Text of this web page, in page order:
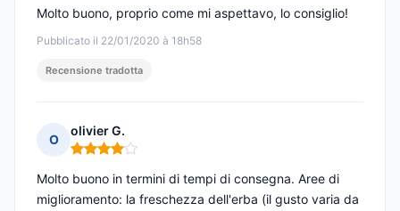
Pubblicato il 22/01/2020 à 18h58
Molto buono, proprio come mi aspettavo, lo consiglio!
Recensione tradotta
O
olivier G.
Nota: 4 su 5
Molto buono in termini di tempi di consegna. Aree di
miglioramento: la freschezza dell'erba (il gusto varia da